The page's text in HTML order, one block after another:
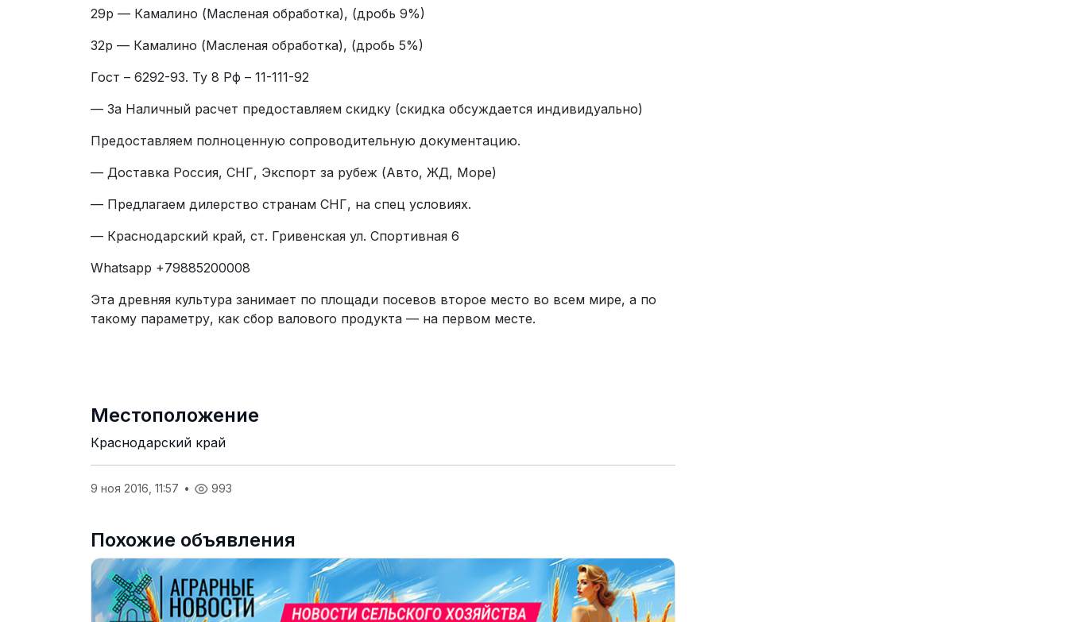
29р — Камалино (Масленая обработка), (дробь 9%)
32р — Камалино (Масленая обработка), (дробь 5%)
Гост – 6292-93. Ту 8 Рф – 11-111-92
— За Наличный расчет предоставляем скидку (скидка обсуждается индивидуально)
Предоставляем полноценную сопроводительную документацию.
— Доставка Россия, СНГ, Экспорт за рубеж (Авто, ЖД, Море)
— Предлагаем дилерство странам СНГ, на спец условиях.
— Краснодарский край, ст. Гривенская ул. Спортивная 6
Whatsapp +79885200008
Эта древняя культура занимает по площади посевов второе место во всем мире, а по
такому параметру, как сбор валового продукта — на первом месте.
Местоположение
Краснодарский край
9 ноя 2016, 11:57 • 993
Похожие объявления